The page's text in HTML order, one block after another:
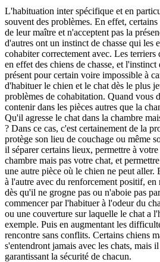
L'habituation inter spécifique et en
souvent des problèmes. En effet,
de leur maître et n'acceptent pas la
d'autres ont un instinct de chasse qui les
cohabiter correctement avec. Les terriers
en effet des chiens de chasse, et l'instinct
présent pour certain voire impossible à
d'habituer le chien et le chat dès le plus
problèmes de cohabitation. Quand vous
contenir dans les pièces autres que la
Qu'il agresse le chat dans la chambre
? Dans ce cas, c'est certainement de la
protège son lieu de couchage ou même
il séparer certains lieux, permettre à
chambre mais pas votre chat, et
une autre pièce où le chien ne peut aller.
à l'autre avec du renforcement positif, en
dès qu'il ne grogne pas ou n'aboie pas
commencer par l'habituer à l'odeur du
ou une couverture sur laquelle le chat a
exemple. Puis en augmentant les
rencontre sans conflits. Certains chiens
s'entendront jamais avec les chats, mais
garantissant la sécurité de chacun.